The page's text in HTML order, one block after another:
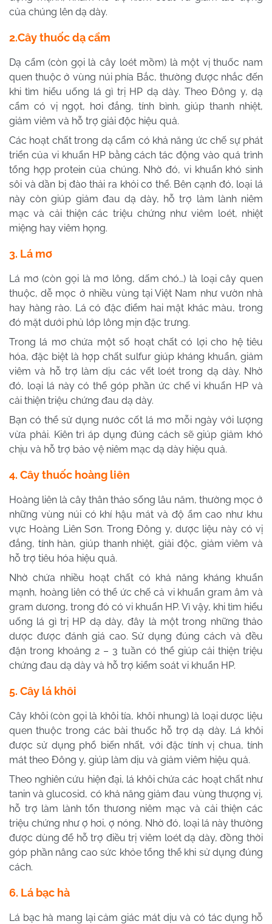
của chúng lên dạ dày.
2.Cây thuốc dạ cẩm
Dạ cẩm (còn gọi là cây loét mồm) là một vị thuốc nam
quen thuộc ở vùng núi phía Bắc, thường được nhắc đến
khi tìm hiểu uống lá gì trị HP dạ dày. Theo Đông y, dạ
cẩm có vị ngọt, hơi đắng, tính bình, giúp thanh nhiệt,
giảm viêm và hỗ trợ giải độc hiệu quả.
Các hoạt chất trong dạ cẩm có khả năng ức chế sự phát
triển của vi khuẩn HP bằng cách tác động vào quá trình
tổng hợp protein của chúng. Nhờ đó, vi khuẩn khó sinh
sôi và dần bị đào thải ra khỏi cơ thể. Bên cạnh đó, loại lá
này còn giúp giảm đau dạ dày, hỗ trợ làm lành niêm
mạc và cải thiện các triệu chứng như viêm loét, nhiệt
miệng hay viêm họng.
3. Lá mơ
Lá mơ (còn gọi là mơ lông, dấm chó…) là loại cây quen
thuộc, dễ mọc ở nhiều vùng tại Việt Nam như vườn nhà
hay hàng rào. Lá có đặc điểm hai mặt khác màu, trong
đó mặt dưới phủ lớp lông mịn đặc trưng.
Trong lá mơ chứa một số hoạt chất có lợi cho hệ tiêu
hóa, đặc biệt là hợp chất sulfur giúp kháng khuẩn, giảm
viêm và hỗ trợ làm dịu các vết loét trong dạ dày. Nhờ
đó, loại lá này có thể góp phần ức chế vi khuẩn HP và
cải thiện triệu chứng đau dạ dày.
Bạn có thể sử dụng nước cốt lá mơ mỗi ngày với lượng
vừa phải. Kiên trì áp dụng đúng cách sẽ giúp giảm khó
chịu và hỗ trợ bảo vệ niêm mạc dạ dày hiệu quả.
4. Cây thuốc hoàng liên
Hoàng liên là cây thân thảo sống lâu năm, thường mọc ở
những vùng núi có khí hậu mát và độ ẩm cao như khu
vực Hoàng Liên Sơn. Trong Đông y, dược liệu này có vị
đắng, tính hàn, giúp thanh nhiệt, giải độc, giảm viêm và
hỗ trợ tiêu hóa hiệu quả.
Nhờ chứa nhiều hoạt chất có khả năng kháng khuẩn
mạnh, hoàng liên có thể ức chế cả vi khuẩn gram âm và
gram dương, trong đó có vi khuẩn HP. Vì vậy, khi tìm hiểu
uống lá gì trị HP dạ dày, đây là một trong những thảo
dược được đánh giá cao. Sử dụng đúng cách và đều
đặn trong khoảng 2 – 3 tuần có thể giúp cải thiện triệu
chứng đau dạ dày và hỗ trợ kiểm soát vi khuẩn HP.
5. Cây lá khôi
Cây khôi (còn gọi là khôi tía, khôi nhung) là loại dược liệu
quen thuộc trong các bài thuốc hỗ trợ dạ dày. Lá khôi
được sử dụng phổ biến nhất, với đặc tính vị chua, tính
mát theo Đông y, giúp làm dịu và giảm viêm hiệu quả.
Theo nghiên cứu hiện đại, lá khôi chứa các hoạt chất như
tanin và glucosid, có khả năng giảm đau vùng thượng vị,
hỗ trợ làm lành tổn thương niêm mạc và cải thiện các
triệu chứng như ợ hơi, ợ nóng. Nhờ đó, loại lá này thường
được dùng để hỗ trợ điều trị viêm loét dạ dày, đồng thời
góp phần nâng cao sức khỏe tổng thể khi sử dụng đúng
cách.
6. Lá bạc hà
Lá bạc hà mang lại cảm giác mát dịu và có tác dụng hỗ